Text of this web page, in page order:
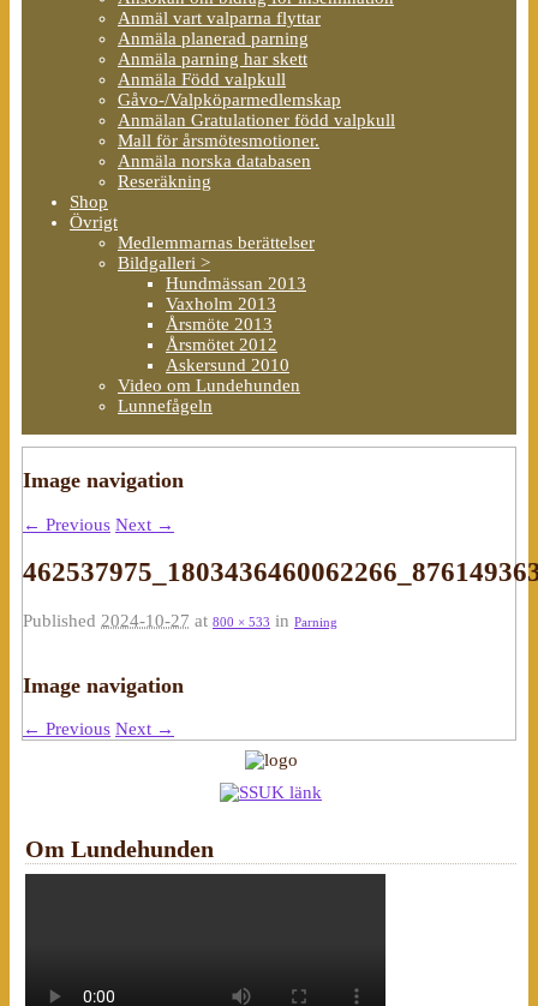
Anmäl vart valparna flyttar
Anmäla planerad parning
Anmäla parning har skett
Anmäla Född valpkull
Gåvo-/Valpköparmedlemskap
Anmälan Gratulationer född valpkull
Mall för årsmötesmotioner.
Anmäla norska databasen
Reseräkning
Shop
Övrigt
Medlemmarnas berättelser
Bildgalleri >
Hundmässan 2013
Vaxholm 2013
Årsmöte 2013
Årsmötet 2012
Askersund 2010
Video om Lundehunden
Lunnefågeln
Image navigation
← Previous Next →
Published 2024-10-27 at 800 × 533 in Parning
Image navigation
← Previous Next →
Om Lundehunden